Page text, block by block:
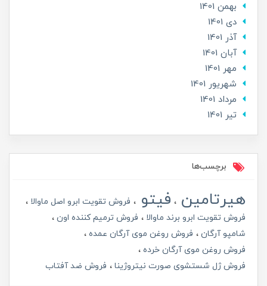
بهمن 1401
دی 1401
آذر 1401
آبان 1401
مهر 1401
شهریور 1401
مرداد 1401
تير 1401
برچسب‌ها
هیرتامین فیتو
فروش تقویت ابرو اصل ماوالا
فروش تقویت ابرو برند ماوالا
فروش ترمیم کننده اون
شامپو آرگان
فروش روغن موی آرگان عمده
فروش روغن موی آرگان خرده
فروش ژل شستشوی صورت نیتروژینا
فروش ضد آفتاب